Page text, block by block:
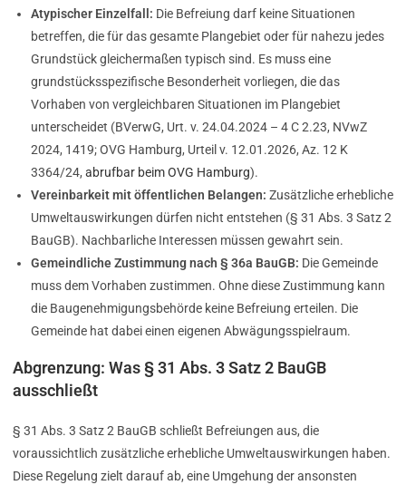
Atypischer Einzelfall: Die Befreiung darf keine Situationen
betreffen, die für das gesamte Plangebiet oder für nahezu jedes
Grundstück gleichermaßen typisch sind. Es muss eine
grundstücksspezifische Besonderheit vorliegen, die das
Vorhaben von vergleichbaren Situationen im Plangebiet
unterscheidet (BVerwG, Urt. v. 24.04.2024 – 4 C 2.23, NVwZ
2024, 1419; OVG Hamburg, Urteil v. 12.01.2026, Az. 12 K
3364/24, abrufbar beim OVG Hamburg).
Vereinbarkeit mit öffentlichen Belangen: Zusätzliche erhebliche
Umweltauswirkungen dürfen nicht entstehen (§ 31 Abs. 3 Satz 2
BauGB). Nachbarliche Interessen müssen gewahrt sein.
Gemeindliche Zustimmung nach § 36a BauGB: Die Gemeinde
muss dem Vorhaben zustimmen. Ohne diese Zustimmung kann
die Baugenehmigungsbehörde keine Befreiung erteilen. Die
Gemeinde hat dabei einen eigenen Abwägungsspielraum.
Abgrenzung: Was § 31 Abs. 3 Satz 2 BauGB
ausschließt
§ 31 Abs. 3 Satz 2 BauGB schließt Befreiungen aus, die
voraussichtlich zusätzliche erhebliche Umweltauswirkungen haben.
Diese Regelung zielt darauf ab, eine Umgehung der ansonsten